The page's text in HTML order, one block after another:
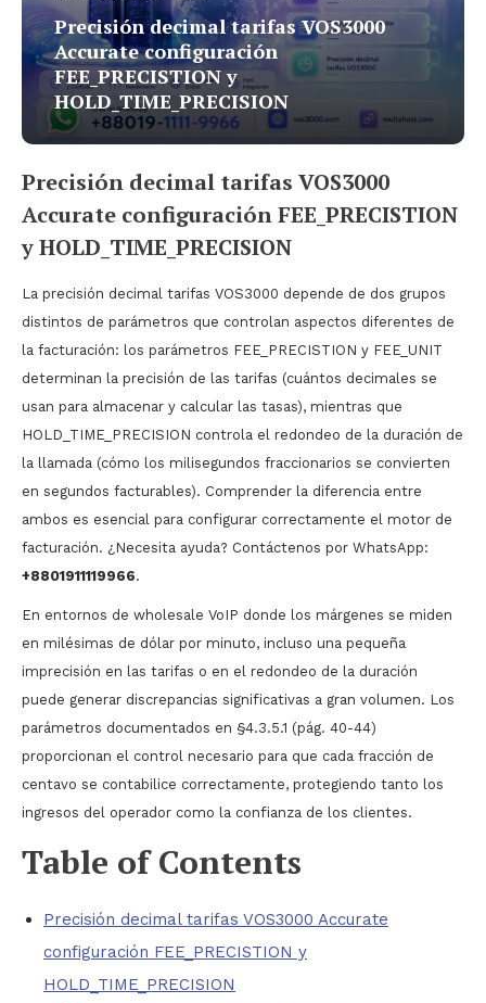
Precisión decimal tarifas VOS3000
Accurate configuración
FEE_PRECISTION y
HOLD_TIME_PRECISION
Precisión decimal tarifas VOS3000
Accurate configuración FEE_PRECISTION
y HOLD_TIME_PRECISION
La precisión decimal tarifas VOS3000 depende de dos grupos
distintos de parámetros que controlan aspectos diferentes de
la facturación: los parámetros FEE_PRECISTION y FEE_UNIT
determinan la precisión de las tarifas (cuántos decimales se
usan para almacenar y calcular las tasas), mientras que
HOLD_TIME_PRECISION controla el redondeo de la duración de
la llamada (cómo los milisegundos fraccionarios se convierten
en segundos facturables). Comprender la diferencia entre
ambos es esencial para configurar correctamente el motor de
facturación. ¿Necesita ayuda? Contáctenos por WhatsApp:
+8801911119966.
En entornos de wholesale VoIP donde los márgenes se miden
en milésimas de dólar por minuto, incluso una pequeña
imprecisión en las tarifas o en el redondeo de la duración
puede generar discrepancias significativas a gran volumen. Los
parámetros documentados en §4.3.5.1 (pág. 40-44)
proporcionan el control necesario para que cada fracción de
centavo se contabilice correctamente, protegiendo tanto los
ingresos del operador como la confianza de los clientes.
Table of Contents
Precisión decimal tarifas VOS3000 Accurate
configuración FEE_PRECISTION y
HOLD_TIME_PRECISION